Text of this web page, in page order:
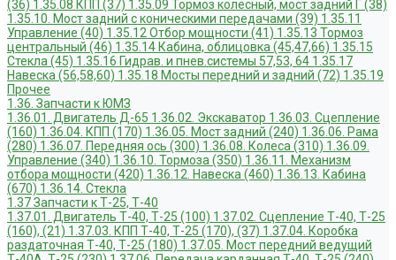
(36) 1.35.08 КПП (37) 1.35.09 Тормоз колесный, мост задний Г (38)
1.35.10. Мост задний с коническими передачами (39) 1.35.11
Управление (40) 1.35.12 Отбор мощности (41) 1.35.13 Тормоз
центральный (46) 1.35.14 Кабина, облицовка (45,47,66) 1.35.15
Стекла (45) 1.35.16 Гидрав. и пнев.системы 57,53, 64 1.35.17
Навеска (56,58,60) 1.35.18 Мосты передний и задний (72) 1.35.19
Прочее
1.36. Запчасти к ЮМЗ
1.36.01. Двигатель Д-65 1.36.02. Экскаватор 1.36.03. Сцепление
(160) 1.36.04. КПП (170) 1.36.05. Мост задний (240) 1.36.06. Рама
(280) 1.36.07. Передняя ось (300) 1.36.08. Колеса (310) 1.36.09.
Управление (340) 1.36.10. Тормоза (350) 1.36.11. Механизм
отбора мощности (420) 1.36.12. Навеска (460) 1.36.13. Кабина
(670) 1.36.14. Стекла
1.37 Запчасти к Т-25, Т-40
1.37.01. Двигатель Т-40, Т-25 (100) 1.37.02. Сцепление Т-40, Т-25
(160), (21) 1.37.03. КПП Т-40, Т-25 (170), (37) 1.37.04. Коробка
раздаточная Т-40, Т-25 (180) 1.37.05. Мост передний ведущий